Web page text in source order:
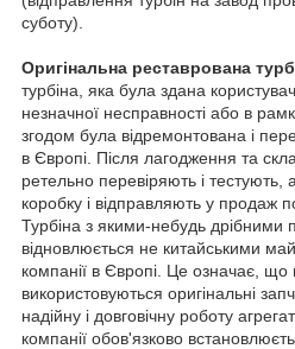
суботу).
Оригінальна реставрована
турбіна, яка була здана
незначної несправності або в
згодом була відремонтована і
в Європі. Після лагодження та
ретельно перевіряють і тестують,
коробку і відправляють у продаж
Турбіна з якими-небудь
відновлюється не китайськими
компанії в Європі. Це означає, що
використовуються оригінальні
надійну і довговічну роботу
компанії обов'язково